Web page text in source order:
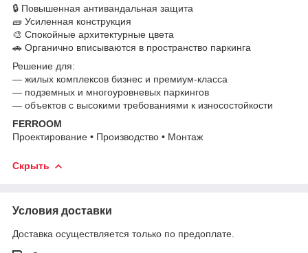
🔒 Повышенная антивандальная защита
🧱 Усиленная конструкция
🎨 Спокойные архитектурные цвета
🚗 Органично вписываются в пространство паркинга
Решение для:
— жилых комплексов бизнес и премиум-класса
— подземных и многоуровневых паркингов
— объектов с высокими требованиями к износостойкости
FERROOM
Проектирование • Производство • Монтаж
Скрыть
Условия доставки
Доставка осуществляется только по предоплате.